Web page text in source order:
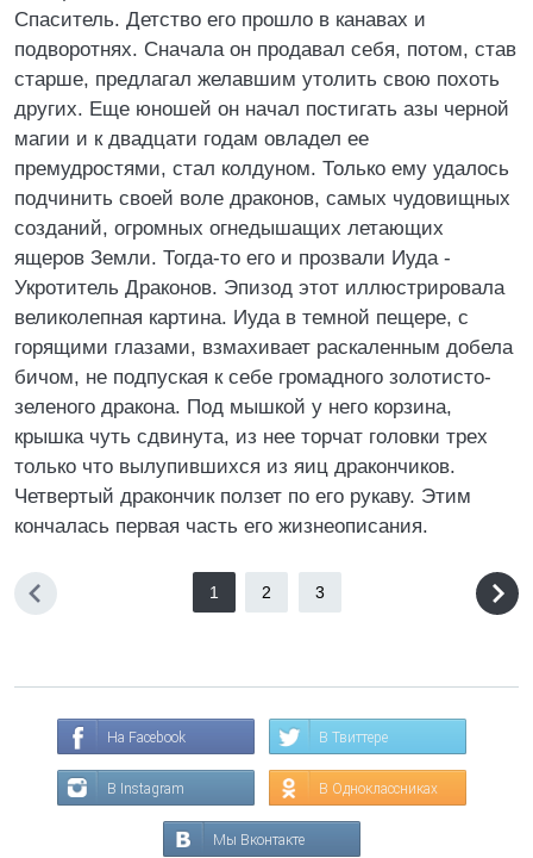
Спаситель. Детство его прошло в канавах и
подворотнях. Сначала он продавал себя, потом, став
старше, предлагал желавшим утолить свою похоть
других. Еще юношей он начал постигать азы черной
магии и к двадцати годам овладел ее
премудростями, стал колдуном. Только ему удалось
подчинить своей воле драконов, самых чудовищных
созданий, огромных огнедышащих летающих
ящеров Земли. Тогда-то его и прозвали Иуда -
Укротитель Драконов. Эпизод этот иллюстрировала
великолепная картина. Иуда в темной пещере, с
горящими глазами, взмахивает раскаленным добела
бичом, не подпуская к себе громадного золотисто-
зеленого дракона. Под мышкой у него корзина,
крышка чуть сдвинута, из нее торчат головки трех
только что вылупившихся из яиц дракончиков.
Четвертый дракончик ползет по его рукаву. Этим
кончалась первая часть его жизнеописания.
1 2 3
На Facebook В Твиттере
В Instagram В Одноклассниках
Мы Вконтакте